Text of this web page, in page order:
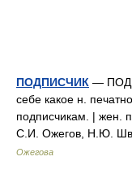
ПОДПИСЧИК —
себе какое н.
подписчикам. | жен.
С.И. Ожегов, Н.Ю.
Ожегова